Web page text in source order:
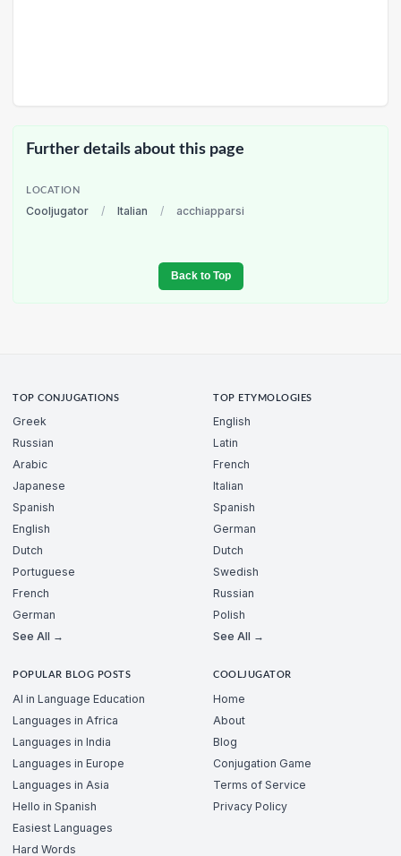
Further details about this page
LOCATION
Cooljugator / Italian / acchiapparsi
Back to Top
TOP CONJUGATIONS
Greek
Russian
Arabic
Japanese
Spanish
English
Dutch
Portuguese
French
German
See All →
TOP ETYMOLOGIES
English
Latin
French
Italian
Spanish
German
Dutch
Swedish
Russian
Polish
See All →
POPULAR BLOG POSTS
AI in Language Education
Languages in Africa
Languages in India
Languages in Europe
Languages in Asia
Hello in Spanish
Easiest Languages
Hard Words
COOLJUGATOR
Home
About
Blog
Conjugation Game
Terms of Service
Privacy Policy